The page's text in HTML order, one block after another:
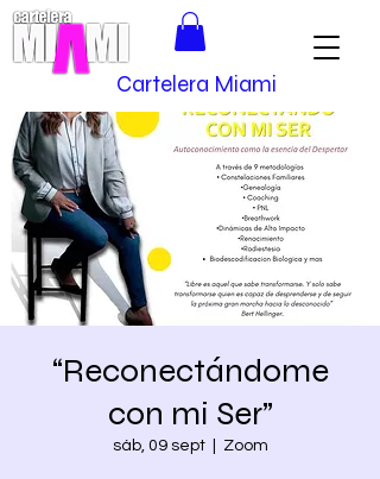
Cartelera Miami
“Reconectándome
con mi Ser”
sáb, 09 sept
  |
Zoom